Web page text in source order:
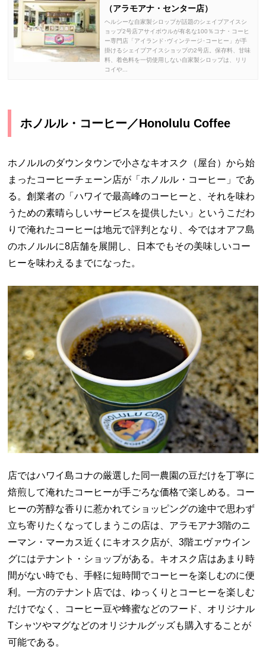
（アラモアナ・センター店）
ヘルシーな自家製シロップが話題のシェイブアイスシ
ョップ2号店アサイボウルが有名な100％コナ・コーヒ
ー専門店「アイランド･ヴィンテージ･コーヒー」が手
掛けるシェイブアイスショップの2号店。保存料、甘味
料、着色料を一切使用しない自家製シロップは、リリ
コイや...
ホノルル・コーヒー／Honolulu Coffee
ホノルルのダウンタウンで小さなキオスク（屋台）から始
まったコーヒーチェーン店が「ホノルル・コーヒー」であ
る。創業者の「ハワイで最高峰のコーヒーと、それを味わ
うための素晴らしいサービスを提供したい」というこだわ
りで淹れたコーヒーは地元で評判となり、今ではオアフ島
のホノルルに8店舗を展開し、日本でもその美味しいコー
ヒーを味わえるまでになった。
店ではハワイ島コナの厳選した同一農園の豆だけを丁寧に
焙煎して淹れたコーヒーが手ごろな価格で楽しめる。コー
ヒーの芳醇な香りに惹かれてショッピングの途中で思わず
立ち寄りたくなってしまうこの店は、アラモアナ3階のニ
ーマン・マーカス近くにキオスク店が、3階エヴァウイン
グにはテナント・ショップがある。キオスク店はあまり時
間がない時でも、手軽に短時間でコーヒーを楽しむのに便
利。一方のテナント店では、ゆっくりとコーヒーを楽しむ
だけでなく、コーヒー豆や蜂蜜などのフード、オリジナル
Tシャツやマグなどのオリジナルグッズも購入することが
可能である。